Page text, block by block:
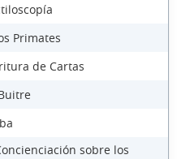
Primates
de Cartas
sobre los